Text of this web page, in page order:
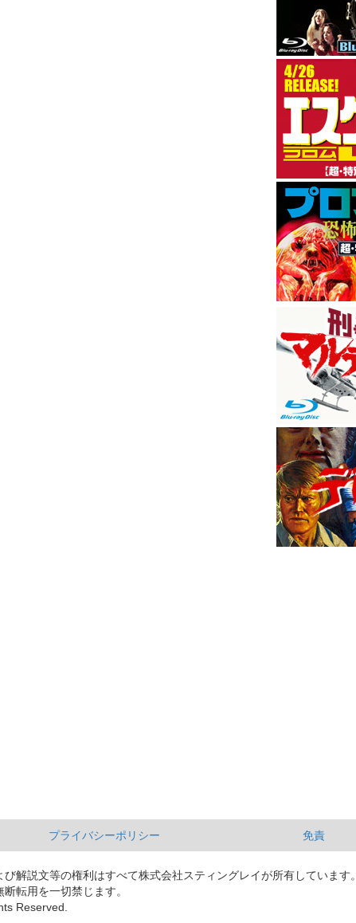
プライバシーポリシー 免責
解説文等の権利はすべて株式会社スティングレイが所有しています。
転用を一切禁じます。
Reserved.